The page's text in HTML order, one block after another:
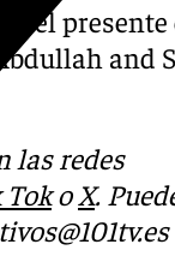
del
and
las redes
Toko X.